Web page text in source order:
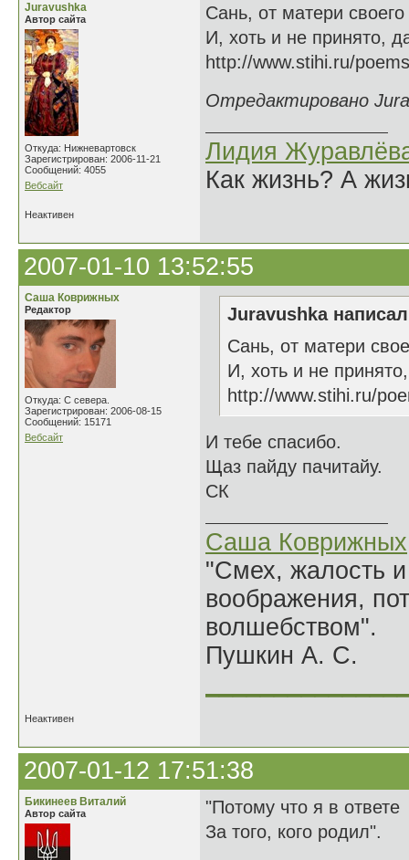
Juravushka
Автор сайта
Откуда: Нижневартовск
Зарегистрирован: 2006-11-21
Сообщений: 4055
Вебсайт
Сань, от матери
И, хоть и не принято,
http://www.stihi.ru/
Отредактировано
Лидия
Как жизнь? А
Неактивен
2007-01-10 13:52:55
Саша Коврижных
Редактор
Откуда: С севера.
Зарегистрирован: 2006-08-15
Сообщений: 15171
Вебсайт
Juravushka
Сань, от матери
И, хоть и не
http://www.stihi.ru/
И тебе спасибо.
Щаз пайду пачитайу.
СК
Саша Коврижных
"Смех, жалость
воображения,
волшебством".
Пушкин А. С.
Неактивен
2007-01-12 17:51:38
Бикинеев Виталий
Автор сайта
"Потому что я в ответе
За того, кого родил".